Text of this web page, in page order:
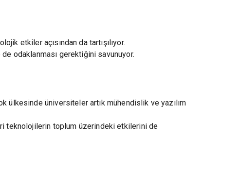
etkiler açısından da tartışılıyor.
odaklanması gerektiğini savunuyor.
ülkesinde üniversiteler artık mühendislik ve yazılım
teknolojilerin toplum üzerindeki etkilerini de